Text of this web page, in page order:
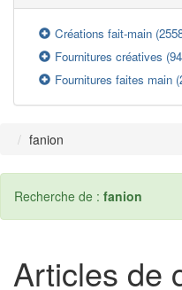
Créations fait-main
Fournitures créatives
Fournitures faites main
fanion
Recherche de : fanion
Articles de